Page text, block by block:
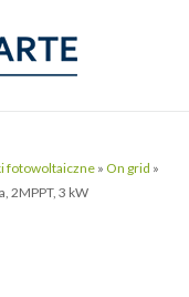
fotowoltaiczne » On grid »
2MPPT, 3 kW